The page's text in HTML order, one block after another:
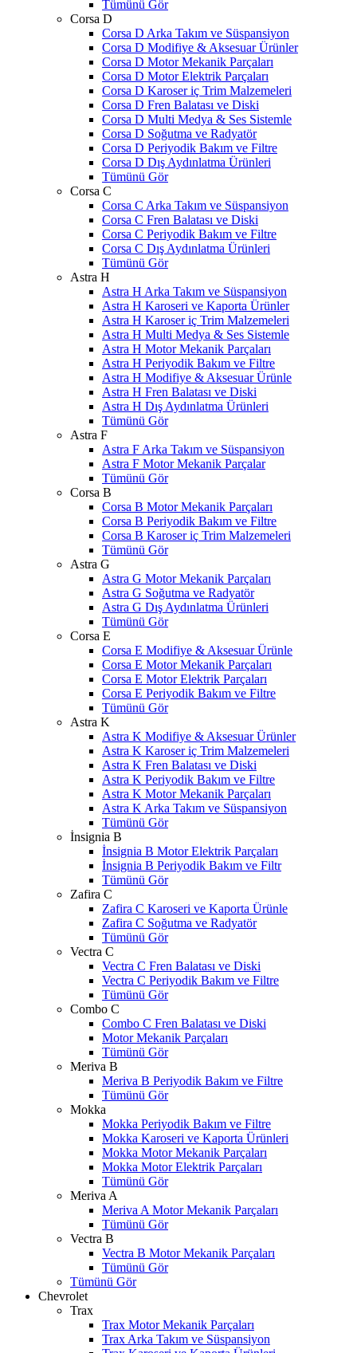
Tümünü Gör
Corsa D
Corsa D Arka Takım ve Süspansiyon
Corsa D Modifiye & Aksesuar Ürünler
Corsa D Motor Mekanik Parçaları
Corsa D Motor Elektrik Parçaları
Corsa D Karoser iç Trim Malzemeleri
Corsa D Fren Balatası ve Diski
Corsa D Multi Medya & Ses Sistemle
Corsa D Soğutma ve Radyatör
Corsa D Periyodik Bakım ve Filtre
Corsa D Dış Aydınlatma Ürünleri
Tümünü Gör
Corsa C
Corsa C Arka Takım ve Süspansiyon
Corsa C Fren Balatası ve Diski
Corsa C Periyodik Bakım ve Filtre
Corsa C Dış Aydınlatma Ürünleri
Tümünü Gör
Astra H
Astra H Arka Takım ve Süspansiyon
Astra H Karoseri ve Kaporta Ürünler
Astra H Karoser iç Trim Malzemeleri
Astra H Multi Medya & Ses Sistemle
Astra H Motor Mekanik Parçaları
Astra H Periyodik Bakım ve Filtre
Astra H Modifiye & Aksesuar Ürünle
Astra H Fren Balatası ve Diski
Astra H Dış Aydınlatma Ürünleri
Tümünü Gör
Astra F
Astra F Arka Takım ve Süspansiyon
Astra F Motor Mekanik Parçalar
Tümünü Gör
Corsa B
Corsa B Motor Mekanik Parçaları
Corsa B Periyodik Bakım ve Filtre
Corsa B Karoser iç Trim Malzemeleri
Tümünü Gör
Astra G
Astra G Motor Mekanik Parçaları
Astra G Soğutma ve Radyatör
Astra G Dış Aydınlatma Ürünleri
Tümünü Gör
Corsa E
Corsa E Modifiye & Aksesuar Ürünle
Corsa E Motor Mekanik Parçaları
Corsa E Motor Elektrik Parçaları
Corsa E Periyodik Bakım ve Filtre
Tümünü Gör
Astra K
Astra K Modifiye & Aksesuar Ürünler
Astra K Karoser iç Trim Malzemeleri
Astra K Fren Balatası ve Diski
Astra K Periyodik Bakım ve Filtre
Astra K Motor Mekanik Parçaları
Astra K Arka Takım ve Süspansiyon
Tümünü Gör
İnsignia B
İnsignia B Motor Elektrik Parçaları
İnsignia B Periyodik Bakım ve Filtr
Tümünü Gör
Zafira C
Zafira C Karoseri ve Kaporta Ürünle
Zafira C Soğutma ve Radyatör
Tümünü Gör
Vectra C
Vectra C Fren Balatası ve Diski
Vectra C Periyodik Bakım ve Filtre
Tümünü Gör
Combo C
Combo C Fren Balatası ve Diski
Motor Mekanik Parçaları
Tümünü Gör
Meriva B
Meriva B Periyodik Bakım ve Filtre
Tümünü Gör
Mokka
Mokka Periyodik Bakım ve Filtre
Mokka Karoseri ve Kaporta Ürünleri
Mokka Motor Mekanik Parçaları
Mokka Motor Elektrik Parçaları
Tümünü Gör
Meriva A
Meriva A Motor Mekanik Parçaları
Tümünü Gör
Vectra B
Vectra B Motor Mekanik Parçaları
Tümünü Gör
Tümünü Gör
Chevrolet
Trax
Trax Motor Mekanik Parçaları
Trax Arka Takım ve Süspansiyon